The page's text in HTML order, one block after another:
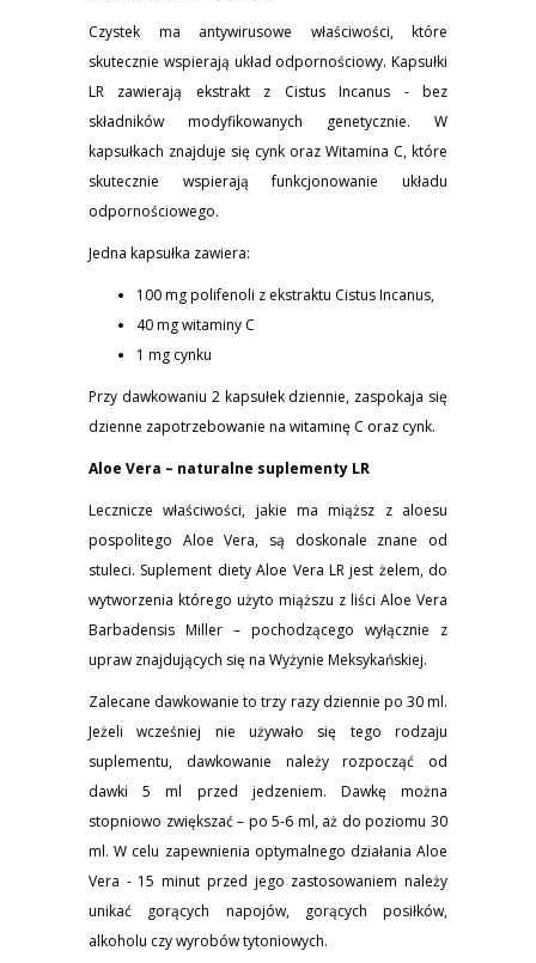
Czystek ma antywirusowe właściwości, które
skutecznie wspierają układ odpornościowy. Kapsułki
LR zawierają ekstrakt z Cistus Incanus - bez
składników modyfikowanych genetycznie. W
kapsułkach znajduje się cynk oraz Witamina C, które
skutecznie wspierają funkcjonowanie układu
odpornościowego.
Jedna kapsułka zawiera:
100 mg polifenoli z ekstraktu Cistus Incanus,
40 mg witaminy C
1 mg cynku
Przy dawkowaniu 2 kapsułek dziennie, zaspokaja się
dzienne zapotrzebowanie na witaminę C oraz cynk.
Aloe Vera – naturalne suplementy LR
Lecznicze właściwości, jakie ma miąższ z aloesu
pospolitego Aloe Vera, są doskonale znane od
stuleci. Suplement diety Aloe Vera LR jest żelem, do
wytworzenia którego użyto miąższu z liści Aloe Vera
Barbadensis Miller – pochodzącego wyłącznie z
upraw znajdujących się na Wyżynie Meksykańskiej.
Zalecane dawkowanie to trzy razy dziennie po 30 ml.
Jeżeli wcześniej nie używało się tego rodzaju
suplementu, dawkowanie należy rozpocząć od
dawki 5 ml przed jedzeniem. Dawkę można
stopniowo zwiększać – po 5-6 ml, aż do poziomu 30
ml. W celu zapewnienia optymalnego działania Aloe
Vera - 15 minut przed jego zastosowaniem należy
unikać gorących napojów, gorących posiłków,
alkoholu czy wyrobów tytoniowych.